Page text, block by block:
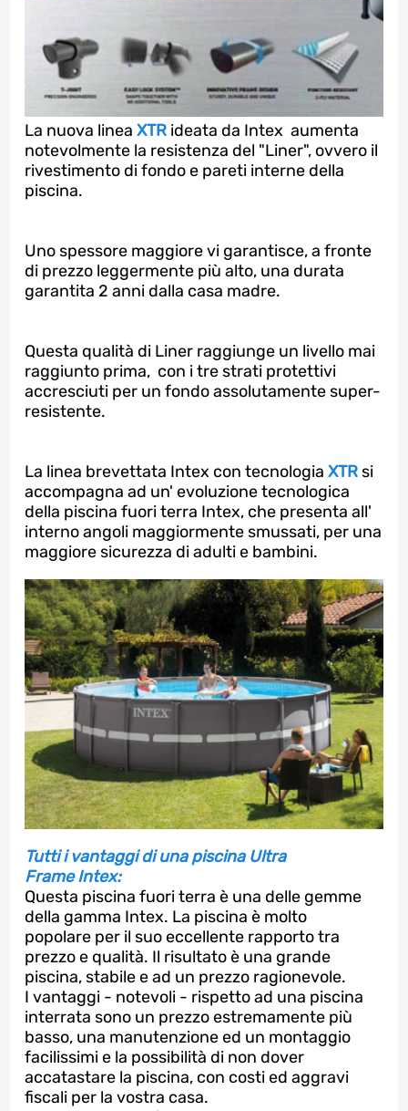
La nuova linea XTR ideata da Intex aumenta
notevolmente la resistenza del "Liner", ovvero il
rivestimento di fondo e pareti interne della
piscina.
Uno spessore maggiore vi garantisce, a fronte
di prezzo leggermente più alto, una durata
garantita 2 anni dalla casa madre.
Questa qualità di Liner raggiunge un livello mai
raggiunto prima, con i tre strati protettivi
accresciuti per un fondo assolutamente super-
resistente.
La linea brevettata Intex con tecnologia XTR si
accompagna ad un' evoluzione tecnologica
della piscina fuori terra Intex, che presenta all'
interno angoli maggiormente smussati, per una
maggiore sicurezza di adulti e bambini.
Tutti i vantaggi di una piscina Ultra
Frame Intex:
Questa piscina fuori terra è una delle gemme
della gamma Intex. La piscina è molto
popolare per il suo eccellente rapporto tra
prezzo e qualità. Il risultato è una grande
piscina, stabile e ad un prezzo ragionevole.
I vantaggi - notevoli - rispetto ad una piscina
interrata sono un prezzo estremamente più
basso, una manutenzione ed un montaggio
facilissimi e la possibilità di non dover
accatastare la piscina, con costi ed aggravi
fiscali per la vostra casa.
Il codice è valido su tutti i prodotti fino a 200€.